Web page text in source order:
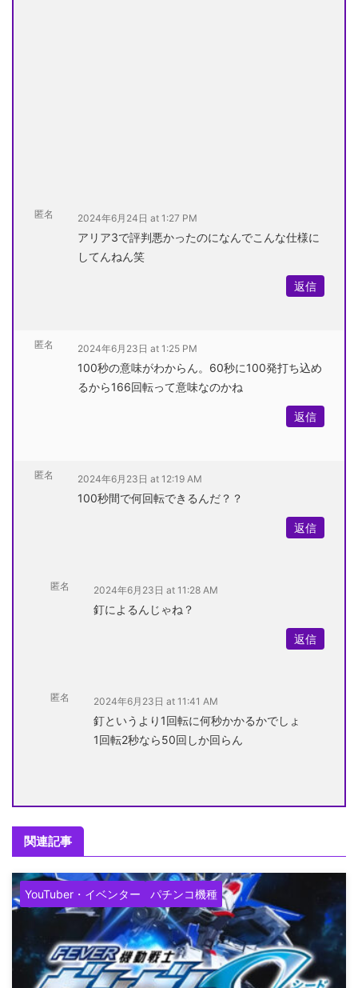
匿名 2024年6月24日 at 1:27 PM
アリア3で評判悪かったのになんでこんな仕様に
してんねん笑
返信
匿名 2024年6月23日 at 1:25 PM
100秒の意味がわからん。60秒に100発打ち込め
るから166回転って意味なのかね
返信
匿名 2024年6月23日 at 12:19 AM
100秒間で何回転できるんだ？？
返信
匿名 2024年6月23日 at 11:28 AM
釘によるんじゃね？
返信
匿名 2024年6月23日 at 11:41 AM
釘というより1回転に何秒かかるかでしょ
1回転2秒なら50回しか回らん
関連記事
YouTuber・イベンター パチンコ機種